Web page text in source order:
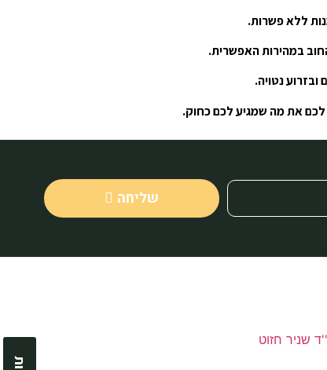
ללא פשרות.
במהירות האפשרית.
נטויה.
לכם את מה שמגיע לכם כחוק.
שליחה